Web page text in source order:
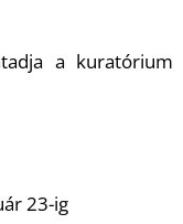
a kuratórium
23-ig